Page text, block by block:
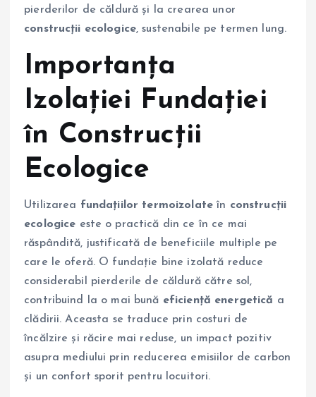
pierderilor de căldură și la crearea unor
construcții ecologice, sustenabile pe termen lung.
Importanța
Izolației Fundației
în Construcții
Ecologice
Utilizarea fundațiilor termoizolate în construcții
ecologice este o practică din ce în ce mai
răspândită, justificată de beneficiile multiple pe
care le oferă. O fundație bine izolată reduce
considerabil pierderile de căldură către sol,
contribuind la o mai bună eficiență energetică a
clădirii. Aceasta se traduce prin costuri de
încălzire și răcire mai reduse, un impact pozitiv
asupra mediului prin reducerea emisiilor de carbon
și un confort sporit pentru locuitori.